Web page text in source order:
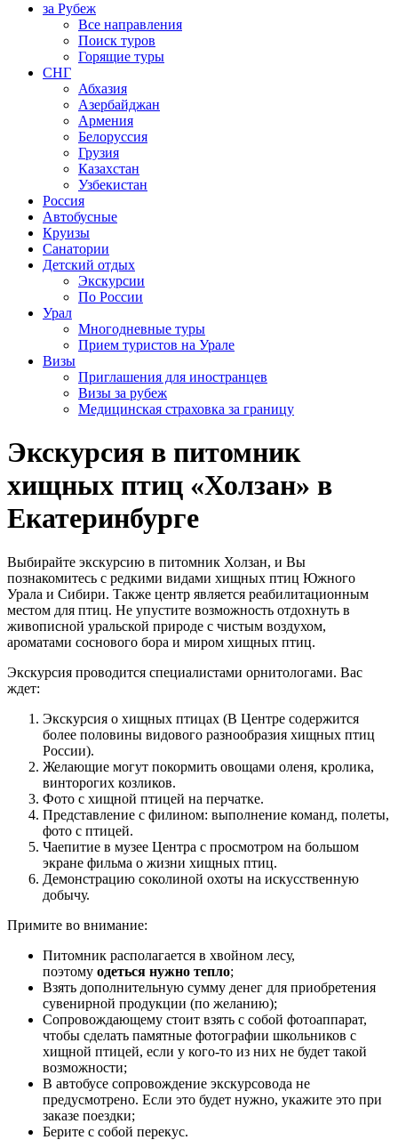
за Рубеж
Все направления
Поиск туров
Горящие туры
СНГ
Абхазия
Азербайджан
Армения
Белоруссия
Грузия
Казахстан
Узбекистан
Россия
Автобусные
Круизы
Санатории
Детский отдых
Экскурсии
По России
Урал
Многодневные туры
Прием туристов на Урале
Визы
Приглашения для иностранцев
Визы за рубеж
Медицинская страховка за границу
Экскурсия в питомник
хищных птиц «Холзан» в
Екатеринбурге
Выбирайте экскурсию в питомник Холзан, и Вы
познакомитесь с редкими видами хищных птиц Южного
Урала и Сибири. Также центр является реабилитационным
местом для птиц. Не упустите возможность отдохнуть в
живописной уральской природе с чистым воздухом,
ароматами соснового бора и миром хищных птиц.
Экскурсия проводится специалистами орнитологами. Вас
ждет:
Экскурсия о хищных птицах (В Центре содержится
более половины видового разнообразия хищных птиц
России).
Желающие могут покормить овощами оленя, кролика,
винторогих козликов.
Фото с хищной птицей на перчатке.
Представление с филином: выполнение команд, полеты,
фото с птицей.
Чаепитие в музее Центра с просмотром на большом
экране фильма о жизни хищных птиц.
Демонстрацию соколиной охоты на искусственную
добычу.
Примите во внимание:
Питомник располагается в хвойном лесу,
поэтому одеться нужно тепло;
Взять дополнительную сумму денег для приобретения
сувенирной продукции (по желанию);
Сопровождающему стоит взять с собой фотоаппарат,
чтобы сделать памятные фотографии школьников с
хищной птицей, если у кого-то из них не будет такой
возможности;
В автобусе сопровождение экскурсовода не
предусмотрено. Если это будет нужно, укажите это при
заказе поездки;
Берите с собой перекус.